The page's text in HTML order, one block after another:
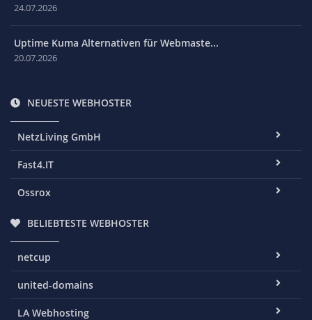
24.07.2026
Uptime Kuma Alternativen für Webmaste...
20.07.2026
NEUESTE WEBHOSTER
NetzLiving GmbH
Fast4.IT
Ossrox
BELIEBTESTE WEBHOSTER
netcup
united-domains
LA Webhosting